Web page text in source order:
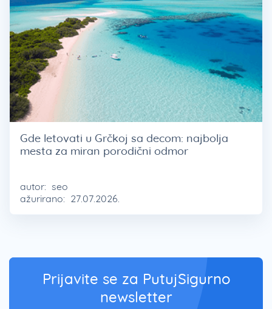
Gde letovati u Grčkoj sa decom: najbolja
mesta za miran porodični odmor
autor: seo
ažurirano: 27.07.2026.
Prijavite se za PutujSigurno
newsletter